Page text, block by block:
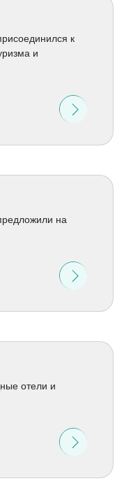
к
и
на
отели и